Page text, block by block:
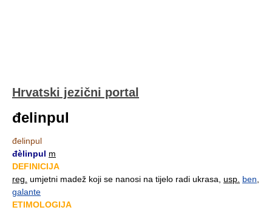
Hrvatski jezični portal
đelinpul
đelinpul
đèlinpul m
DEFINICIJA
reg. umjetni madež koji se nanosi na tijelo radi ukrasa, usp. ben
galante
ETIMOLOGIJA